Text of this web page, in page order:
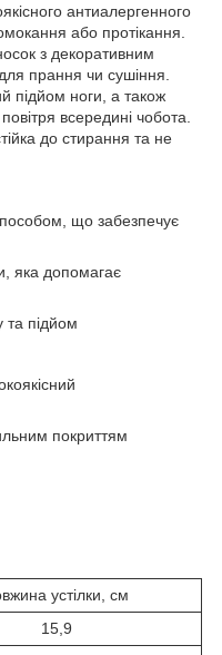
антиалергенного
або протікання.
з декоративним
прання чи сушіння.
підйом ноги, а також
всередині чобота.
до стирання та не
що забезпечує
яка допомагає
та підйом
покриттям
устілки, см
15,9